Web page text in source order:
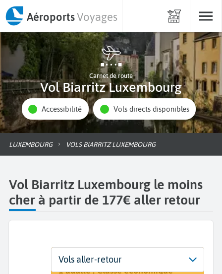
AéroportsVoyages
Carnet de route
Vol Biarritz Luxembourg
Accessibilité Vols directs disponibles
LUXEMBOURG VOLS BIARRITZ LUXEMBOURG
Vol Biarritz Luxembourg le moins
cher à partir de 177€ aller retour
Départ
Biarritz (BIQ)
Dates
Dates de votre voyage
Voyageurs | Classe
1 adulte | Classe économique
Vols aller-retour